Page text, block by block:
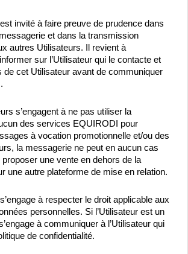
invité à faire preuve de prudence dans
messagerie et dans la transmission
autres Utilisateurs. Il revient à
sur l’Utilisateur qui le contacte et
de cet Utilisateur avant de communiquer
s’engagent à ne pas utiliser la
des services EQUIRODI pour
à vocation promotionnelle et/ou des
la messagerie ne peut en aucun cas
une vente en dehors de la
une autre plateforme de mise en relation.
à respecter le droit applicable aux
personnelles. Si l’Utilisateur est un
à communiquer à l’Utilisateur qui
de confidentialité.